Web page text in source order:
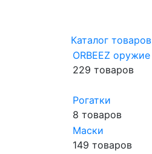
Каталог товаров
ORBEEZ оружие
229 товаров
Рогатки
8 товаров
Маски
149 товаров